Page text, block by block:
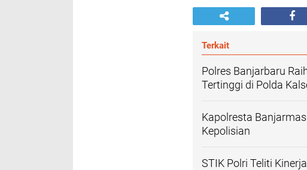
Terkait
Polres Banjarbaru
Tertinggi di Polda
Kapolresta
Kepolisian
STIK Polri Teliti